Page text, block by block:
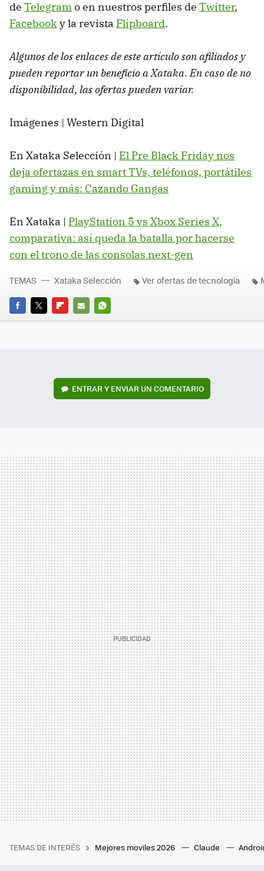
de Telegramo en nuestros perfiles de Twitter,
Facebooky la revista Flipboard.
Algunos de los enlaces de este artículo son afiliados y
pueden reportar un beneficio a Xataka. En caso de no
disponibilidad, las ofertas pueden variar.
Imágenes | Western Digital
En Xataka Selección | El Pre Black Friday nos
deja ofertazas en smart TVs, teléfonos, portátiles
gaming y más: Cazando Gangas
En Xataka | PlayStation 5 vs Xbox Series X,
comparativa: así queda la batalla por hacerse
con el trono de las consolas next-gen
FACEBOOK
TWITTERFLIPBOARD
E-
WHATSAPP
TEMAS Xataka Selección Ver ofertas de tecnología
ENTRAR Y ENVIAR UN COMENTARIO
TEMAS DE INTERÉS Mejores moviles 2026 Claude